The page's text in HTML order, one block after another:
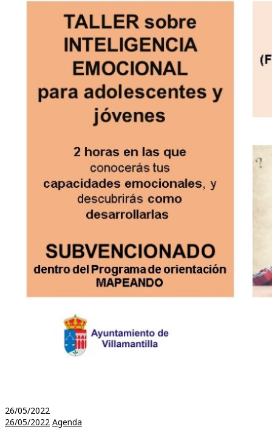
26/05/2022
26/05/2022 Agenda